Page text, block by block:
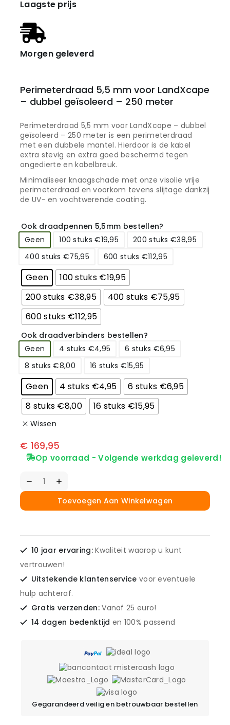
Laagste prijs
Morgen geleverd
Perimeterdraad 5,5 mm voor LandXcape
– dubbel geïsoleerd – 250 meter
Perimeterdraad 5,5 mm voor LandXcape – dubbel
geïsoleerd – 250 meter is een perimeterdraad
met een dubbele mantel. Hierdoor is de kabel
extra stevig en extra goed beschermd tegen
ongedierte en kabelbreuk.
Minimaliseer knaagschade met onze visolie vrije
perimeterdraad en voorkom tevens slijtage dankzij
de UV- en vochtwerende coating.
Ook draadpennen 5,5mm bestellen?
Geen
100 stuks €19,95
200 stuks €38,95
400 stuks €75,95
600 stuks €112,95
Geen
100 stuks €19,95
200 stuks €38,95
400 stuks €75,95
600 stuks €112,95
Ook draadverbinders bestellen?
Geen
4 stuks €4,95
6 stuks €6,95
8 stuks €8,00
16 stuks €15,95
Geen 4 stuks €4,95
6 stuks €6,95
8 stuks €8,00
16 stuks €15,95
Wissen
€ 169,95
Op voorraad - Volgende werkdag geleverd!
Toevoegen Aan Winkelwagen
10 jaar ervaring:Kwaliteit waarop u kunt
vertrouwen!
Uitstekende klantenservice voor eventuele
hulp achteraf.
Gratis verzenden:Vanaf 25 euro!
14 dagen bedenktijd en 100% passend
Gegarandeerd veilig en betrouwbaar bestellen